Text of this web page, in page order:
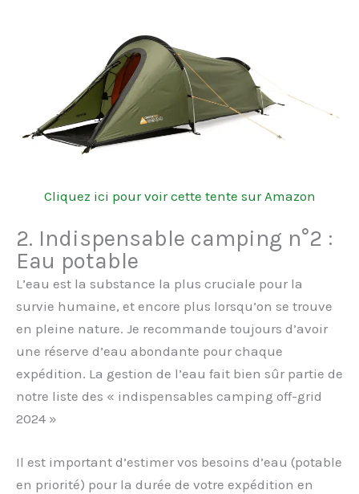
Cliquez ici pour voir cette tente sur Amazon
2. Indispensable camping n°2 :
Eau potable
L’eau est la substance la plus cruciale pour la
survie humaine, et encore plus lorsqu’on se trouve
en pleine nature. Je recommande toujours d’avoir
une réserve d’eau abondante pour chaque
expédition. La gestion de l’eau fait bien sûr partie de
notre liste des « indispensables camping off-grid
2024 »
Il est important d’estimer vos besoins d’eau (potable
en priorité) pour la durée de votre expédition en